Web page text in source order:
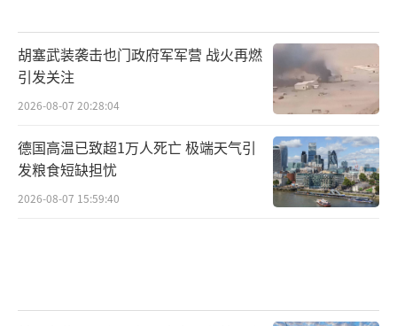
胡塞武装袭击也门政府军军营 战火再燃
引发关注
2026-08-07 20:28:04
德国高温已致超1万人死亡 极端天气引
发粮食短缺担忧
2026-08-07 15:59:40